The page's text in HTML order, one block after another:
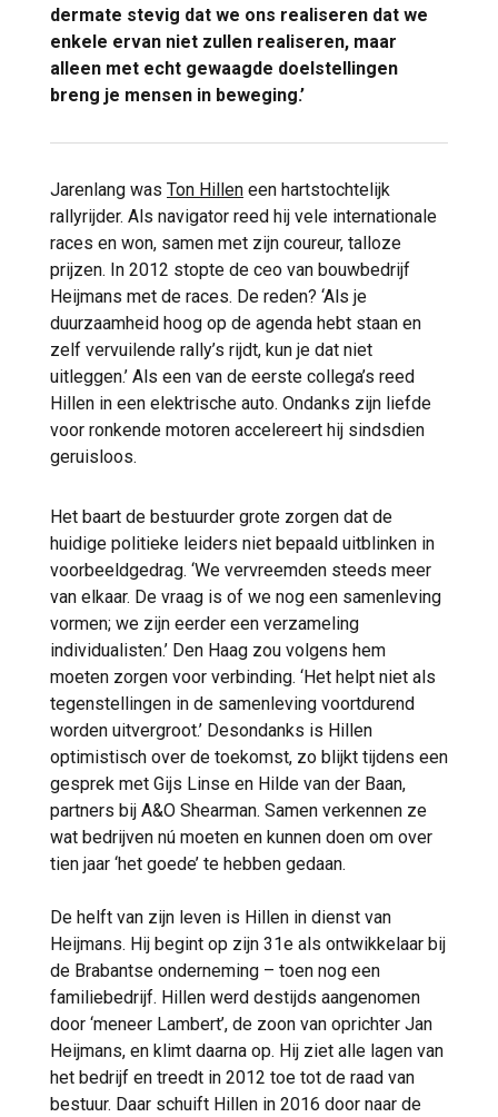
dermate stevig dat we ons realiseren dat we
enkele ervan niet zullen realiseren, maar
alleen met echt gewaagde doelstellingen
breng je mensen in beweging.’
Jarenlang was Ton Hillen een hartstochtelijk
rallyrijder. Als navigator reed hij vele internationale
races en won, samen met zijn coureur, talloze
prijzen. In 2012 stopte de ceo van bouwbedrijf
Heijmans met de races. De reden? ‘Als je
duurzaamheid hoog op de agenda hebt staan en
zelf vervuilende rally’s rijdt, kun je dat niet
uitleggen.’ Als een van de eerste collega’s reed
Hillen in een elektrische auto. Ondanks zijn liefde
voor ronkende motoren accelereert hij sindsdien
geruisloos.
Het baart de bestuurder grote zorgen dat de
huidige politieke leiders niet bepaald uitblinken in
voorbeeldgedrag. ‘We vervreemden steeds meer
van elkaar. De vraag is of we nog een samenleving
vormen; we zijn eerder een verzameling
individualisten.’ Den Haag zou volgens hem
moeten zorgen voor verbinding. ‘Het helpt niet als
tegenstellingen in de samenleving voortdurend
worden uitvergroot.’ Desondanks is Hillen
optimistisch over de toekomst, zo blijkt tijdens een
gesprek met Gijs Linse en Hilde van der Baan,
partners bij A&O Shearman. Samen verkennen ze
wat bedrijven nú moeten en kunnen doen om over
tien jaar ‘het goede’ te hebben gedaan.
De helft van zijn leven is Hillen in dienst van
Heijmans. Hij begint op zijn 31e als ontwikkelaar bij
de Brabantse onderneming – toen nog een
familiebedrijf. Hillen werd destijds aangenomen
door ‘meneer Lambert’, de zoon van oprichter Jan
Heijmans, en klimt daarna op. Hij ziet alle lagen van
het bedrijf en treedt in 2012 toe tot de raad van
bestuur. Daar schuift Hillen in 2016 door naar de